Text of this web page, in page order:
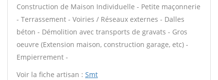
Construction de Maison Individuelle - Petite maçonnerie
- Terrassement - Voiries / Réseaux externes - Dalles
béton - Démolition avec transports de gravats - Gros
oeuvre (Extension maison, construction garage, etc) -
Empierrement -
Voir la fiche artisan : Smt